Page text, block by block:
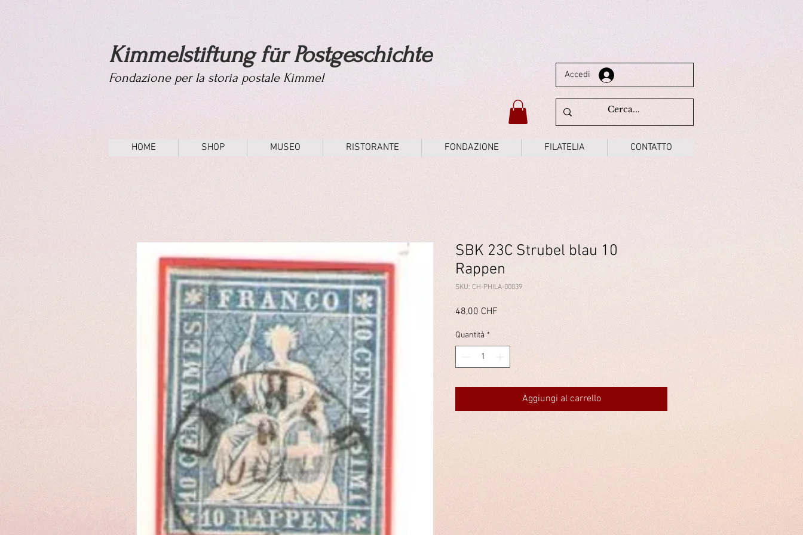
Kimmelstiftung für Postgeschichte
Fondazione per la storia postale Kimmel Accedi
HOME SHOP MUSEO RISTORANTE FONDAZIONE FILATELIA CONTATTO
SBK 23C Strubel blau 10
Rappen
SKU: CH-PHILA-00039
48,00 CHF Prezzo
Quantità *
Aggiungi al carrello